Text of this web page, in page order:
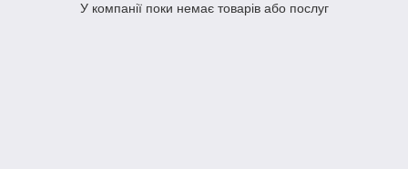
У компанії поки немає товарів або послуг